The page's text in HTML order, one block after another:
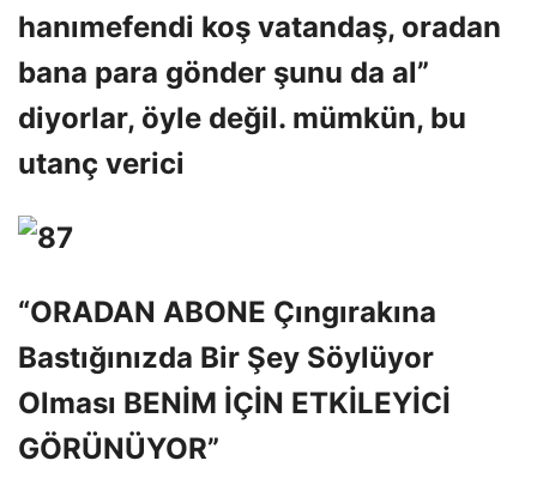
hanımefendi koş vatandaş, oradan
bana para gönder şunu da al”
diyorlar, öyle değil. mümkün, bu
utanç verici
“ORADAN ABONE Çıngırakına
Bastığınızda Bir Şey Söylüyor
Olması BENİM İÇİN ETKİLEYİCİ
GÖRÜNÜYOR”